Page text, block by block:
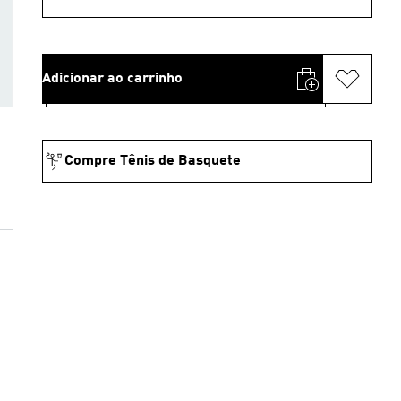
Adicionar ao carrinho
Compre Tênis de Basquete